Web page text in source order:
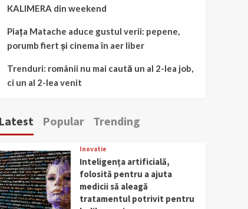
KALIMERA din weekend
Piața Matache aduce gustul verii: pepene,
porumb fiert și cinema în aer liber
Trenduri: românii nu mai caută un al 2-lea job,
ci un al 2-lea venit
Latest Popular Trending
Inovatie
Inteligența artificială,
folosită pentru a ajuta
medicii să aleagă
tratamentul potrivit pentru